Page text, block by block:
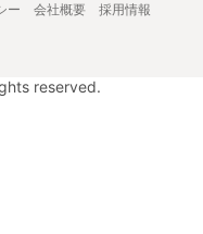
ー 会社概要
採用情報
reserved.